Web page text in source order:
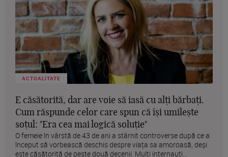
ACTUALITATE
E căsătorită, dar are voie să iasă cu alți bărbați.
Cum răspunde celor care spun că își umilește
soțul: "Era cea mai logică soluție"
O femeie în vârstă de 43 de ani a stârnit controverse după ce a
început să vorbească deschis despre viața sa amoroasă, deși
este căsătorită de peste două decenii. Mulți internauți...